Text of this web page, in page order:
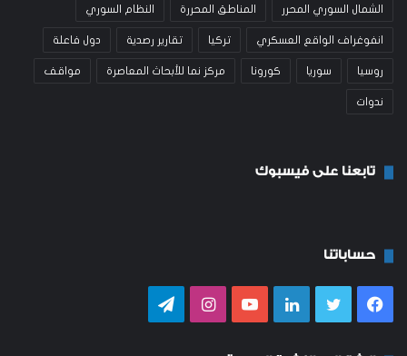
الشمال السوري المحرر المناطق المحررة النظام السوري
انفوغراف الواقع العسكري تركيا تقارير رصدية دول فاعلة
روسيا سوريا كورونا مركز نما للأبحاث المعاصرة مواقف
ندوات
تابعنا على فيسبوك
حساباتنا
فيسبوكتويتر لينكدإنيوتيوبانستقرامتيلقرام